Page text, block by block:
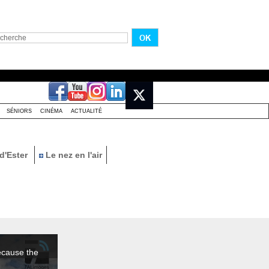
SÉNIORS CINÉMA ACTUALITÉ
Le nez en l'air